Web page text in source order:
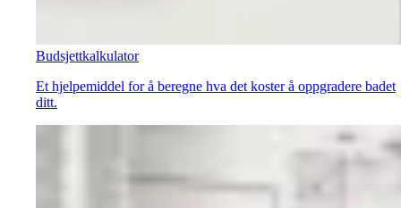
Budsjettkalkulator
Et hjelpemiddel for å beregne hva det koster å oppgradere badet
ditt.